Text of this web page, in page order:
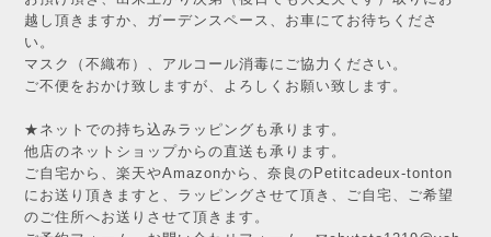
越し頂きますか、ガーデンスペース、お車にてお待ちくださ
い。
マスク（不織布）、アルコール消毒にご協力ください。
ご不便をおかけ致しますが、よろしくお願い致します。
★ネットでの持ち込みラッピングも承ります。
他店のネットショップからの直送も承ります。
ご自宅から、楽天やAmazonから、奈良のPetitcadeux-tonton
にお送り頂きますと、ラッピングさせて頂き、ご自宅、ご希望
のご住所へお送りさせて頂きます。